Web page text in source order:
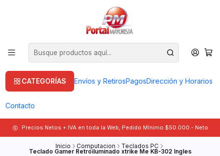
CATEGORÍAS Envíos y RetirosPagosDirección y Horarios
Contacto
Precios Netos + IVA en toda la Web, Pedido Mínimo $50.000.- Neto
Inicio Computacion Teclados PC
Teclado Gamer Retroiluminado xtrike Me KB-302 Ingles